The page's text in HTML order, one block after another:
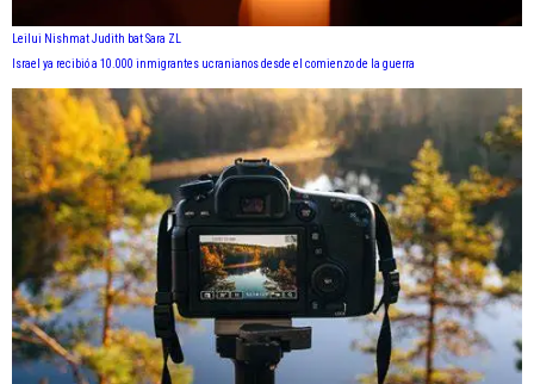
Leilui Nishmat Judith bat Sara ZL
Israel ya recibió a 10.000 inmigrantes ucranianos desde el comienzo de la guerra